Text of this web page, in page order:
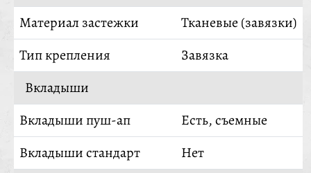
Материал застежки
Тканевые (завязки)
Тип крепления
Завязка
Вкладыши
Вкладыши пуш-ап
Есть, съемные
Вкладыши стандарт
Нет